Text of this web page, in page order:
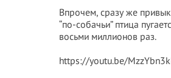
Впрочем, сразу же
“по-собачьи” птица
восьми миллионов раз.
https://youtu.be/